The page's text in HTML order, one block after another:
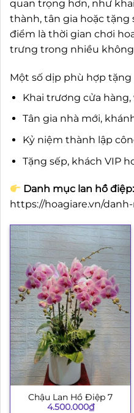
quan trọng hơn, như
thành, tân gia hoặc tặng
điểm là thời gian chơi
trưng trong nhiều không
Một số dịp phù hợp tặng
Khai trương cửa
Tân gia nhà mới,
Kỷ niệm thành lập
Tặng sếp, khách VIP
Danh mục lan hồ điệp:
https://hoagiare.vn/
Chậu Lan Hồ Điệp 7
4.500.000₫